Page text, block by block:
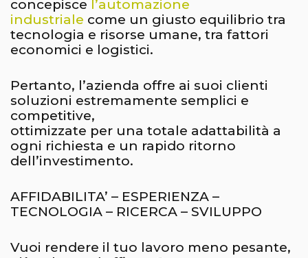
concepisce l’automazione
industriale come un giusto equilibrio tra
tecnologia e risorse umane, tra fattori
economici e logistici.
Pertanto, l’azienda offre ai suoi clienti
soluzioni estremamente semplici e
competitive,
ottimizzate per una totale adattabilità a
ogni richiesta e un rapido ritorno
dell’investimento.
AFFIDABILITA’ – ESPERIENZA –
TECNOLOGIA – RICERCA – SVILUPPO
Vuoi rendere il tuo lavoro meno pesante,